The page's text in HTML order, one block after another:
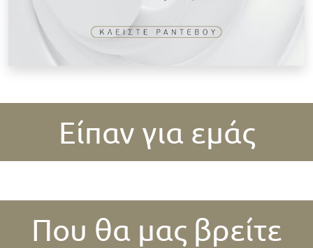
Είπαν για εμάς
Που θα μας βρείτε